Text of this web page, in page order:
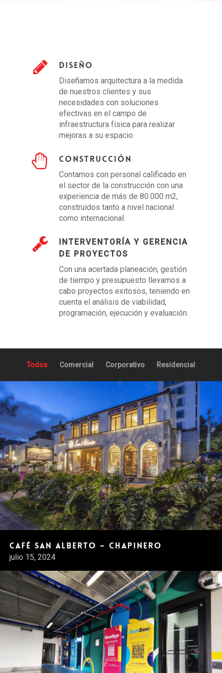
DISEÑO
Diseñamos arquitectura a la medida
de nuestros clientes y sus
necesidades con soluciones
efectivas en el campo de
infraestructura física para realizar
mejoras a su espacio.
CONSTRUCCIÓN
Contamos con personal calificado en
el sector de la construcción con una
experiencia de más de 80.000 m2,
construidos tanto a nivel nacional
como internacional.
INTERVENTORÍA Y GERENCIA
DE PROYECTOS
Con una acertada planeación, gestión
de tiempo y presupuesto llevamos a
cabo proyectos exitosos, teniendo en
cuenta el análisis de viabilidad,
programación, ejecución y evaluación.
Todos Comercial Corporativo Residencial
Café San Alberto – Chapinero
julio 15, 2024